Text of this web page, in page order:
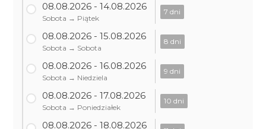
08.08.2026 - 14.08.2026
Sobota → Piątek
7 dni
08.08.2026 - 15.08.2026
Sobota → Sobota
8 dni
08.08.2026 - 16.08.2026
Sobota → Niedziela
9 dni
08.08.2026 - 17.08.2026
Sobota → Poniedziałek
10 dni
08.08.2026 - 18.08.2026